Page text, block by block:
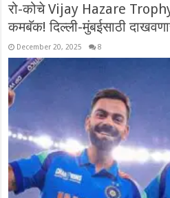
रो-कोचे Vijay Hazare
कमबॅक! दिल्ली-मुंबईसाठी
December 20, 2025 8